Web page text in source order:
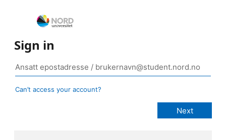
Sign in
Can’t access your account?